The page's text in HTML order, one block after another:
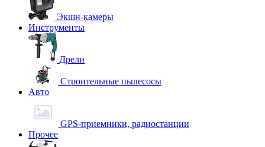
Экшн-камеры
Инструменты
Дрели
Строительные пылесосы
Авто
GPS-приемники, радиостанции
Прочее